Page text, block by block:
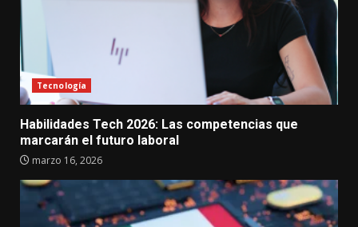
Tecnología
Habilidades Tech 2026: Las competencias que
marcarán el futuro laboral
marzo 16, 2026